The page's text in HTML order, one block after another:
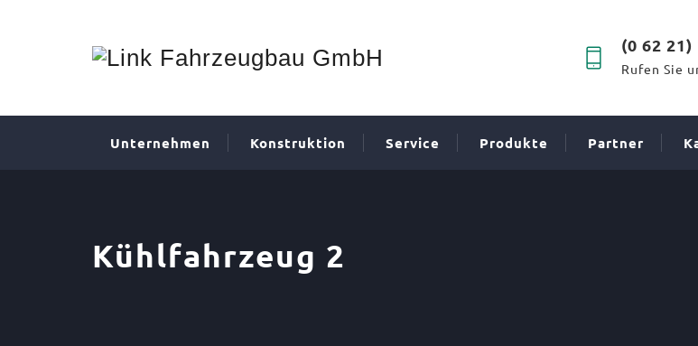
(0 62 21)
Rufen Sie
Unternehmen Konstruktion Service Produkte Partner
Kühlfahrzeug 2